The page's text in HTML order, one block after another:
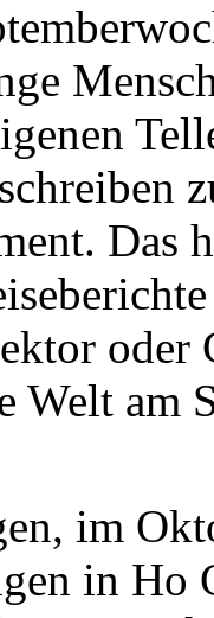
Das
oder
Welt am
im
in